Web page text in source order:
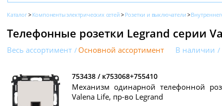
Каталог Компоненты электрических сетей Розетки и выключатели
Телефонные розетки Legrand серии
Весь ассортимент Основной ассортимент В наличии
753438 / к753068+755410
Механизм одинарной телефонной
Valena Life, пр-во Legrand